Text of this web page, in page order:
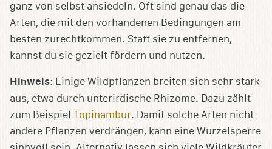
ganz von selbst ansiedeln. Oft sind genau das die
Arten, die mit den vorhandenen Bedingungen am
besten zurechtkommen. Statt sie zu entfernen,
kannst du sie gezielt fördern und nutzen.
Hinweis: Einige Wildpflanzen breiten sich sehr stark
aus, etwa durch unterirdische Rhizome. Dazu zählt
zum Beispiel Topinambur. Damit solche Arten nicht
andere Pflanzen verdrängen, kann eine Wurzelsperre